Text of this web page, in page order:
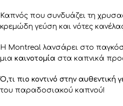
Καπνός που συνδυάζει τη
κρεμώδη γεύση και νότες
Η Montreal λανσάρει στο
μια καινοτομία στα καπνικά
Ό,τι πιο κοντινό στην αυθεντική
του παραδοσιακού καπνού!